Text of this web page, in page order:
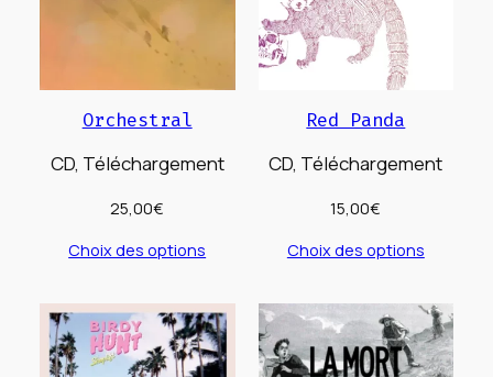
Orchestral
CD, Téléchargement
25,00€
Choix des options
Red Panda
CD, Téléchargement
15,00€
Choix des options